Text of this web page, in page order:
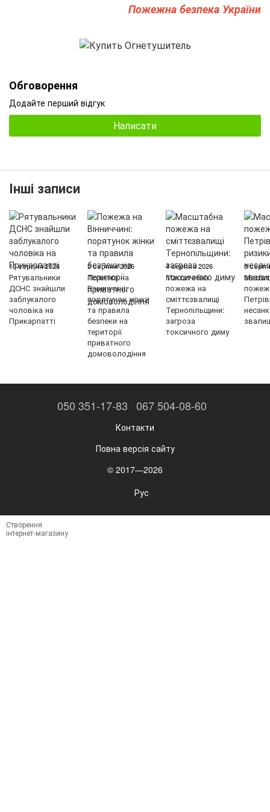
Пожежна безпека України
Обговорення
Додайте перший відгук
Написати
Інші записи
10 серпня 2026
Рятувальники
ДСНС знайшли
заблукалого
чоловіка на
Прикарпатті
5 серпня 2026
Пожежа на
Вінниччині:
порятунок жінки
та правила
безпеки на
території
приватного
домоволодіння
4 серпня 2026
Масштабна
пожежа на
сміттєзвалищі
Тернопільщини:
загроза
токсичного диму
3
050 351-17-83 067 504-08-60
Контакти
Повна версія сайту
© 2017—2026
Рус
Створення
інтернет-магазину